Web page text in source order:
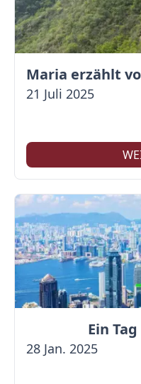
21 Juli 2025
Ein
28 Jan. 2025